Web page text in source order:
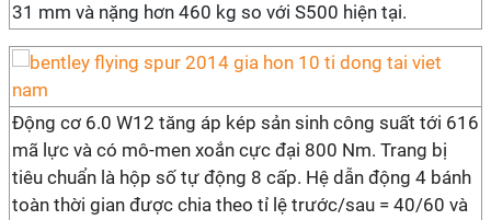
31 mm và nặng hơn 460 kg so với S500 hiện tại.
Động cơ 6.0 W12 tăng áp kép sản sinh công suất tới 616
mã lực và có mô-men xoắn cực đại 800 Nm. Trang bị
tiêu chuẩn là hộp số tự động 8 cấp. Hệ dẫn động 4 bánh
toàn thời gian được chia theo tỉ lệ trước/sau = 40/60 và